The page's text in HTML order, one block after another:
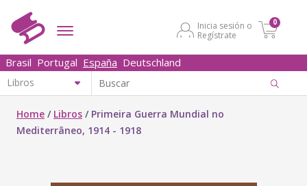
Inicia sesión o
Regístrate
0
Brasil Portugal España Deutschland
Home / Libros / Primeira Guerra Mundial no
Mediterrâneo, 1914 - 1918